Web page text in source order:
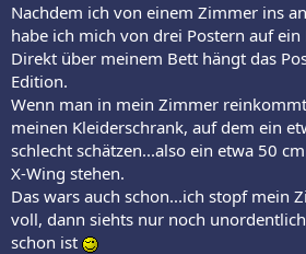
Nachdem ich von einem Zimmer ins
habe ich mich von drei Postern auf
Direkt über meinem Bett hängt das
Edition.
Wenn man in mein Zimmer
meinen Kleiderschrank, auf dem ein
schlecht schätzen...also ein etwa 50
X-Wing stehen.
Das wars auch schon...ich stopf mein
voll, dann siehts nur noch
schon ist